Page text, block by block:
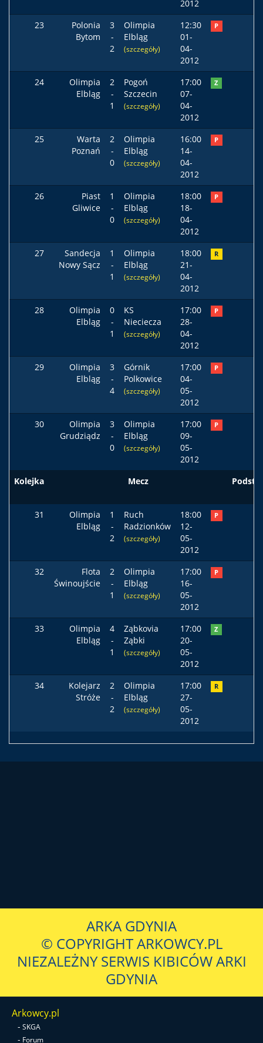
2012
23
Polonia
Bytom
3
-
2
Olimpia
Elbląg
(szczegóły)
12:30
01-
04-
2012
P
24
Olimpia
Elbląg
2
-
1
Pogoń
Szczecin
(szczegóły)
17:00
07-
04-
2012
Z
25
Warta
Poznań
2
-
0
Olimpia
Elbląg
(szczegóły)
16:00
14-
04-
2012
P
26
Piast
Gliwice
1
-
0
Olimpia
Elbląg
(szczegóły)
18:00
18-
04-
2012
P
27
Sandecja
Nowy Sącz
1
-
1
Olimpia
Elbląg
(szczegóły)
18:00
21-
04-
2012
R
28
Olimpia
Elbląg
0
-
1
KS
Nieciecza
(szczegóły)
17:00
28-
04-
2012
P
29
Olimpia
Elbląg
3
-
4
Górnik
Polkowice
(szczegóły)
17:00
04-
05-
2012
P
30
Olimpia
Grudziądz
3
-
0
Olimpia
Elbląg
(szczegóły)
17:00
09-
05-
2012
P
Kolejka Mecz Podst
31
Olimpia
Elbląg
1
-
2
Ruch
Radzionków
(szczegóły)
18:00
12-
05-
2012
P
32
Flota
Świnoujście
2
-
1
Olimpia
Elbląg
(szczegóły)
17:00
16-
05-
2012
P
33
Olimpia
Elbląg
4
-
1
Ząbkovia
Ząbki
(szczegóły)
17:00
20-
05-
2012
Z
34
Kolejarz
Stróże
2
-
2
Olimpia
Elbląg
(szczegóły)
17:00
27-
05-
2012
R
ARKA GDYNIA
© COPYRIGHT ARKOWCY.PL
NIEZALEŻNY SERWIS KIBICÓW ARKI
GDYNIA
Arkowcy.pl
- SKGA
- Forum